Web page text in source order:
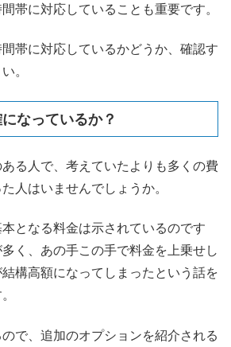
帯に対応していることも重要です。
帯に対応しているかどうか、確認す
。
なっているか？
る人で、考えていたよりも多くの費
人はいませんでしょうか。
となる料金は示されているのです
く、あの手この手で料金を上乗せし
構高額になってしまったという話を
で、追加のオプションを紹介される